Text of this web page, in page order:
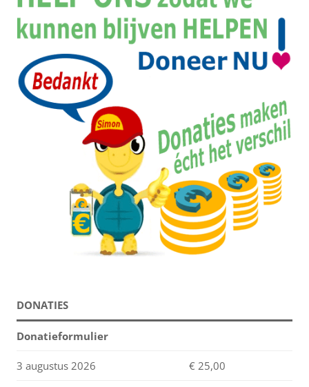
DONATIES
Donatieformulier
3 augustus 2026 € 25,00